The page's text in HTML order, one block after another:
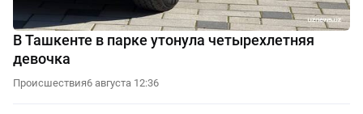
В Ташкенте в парке утонула четырехлетняя
девочка
Происшествия6 августа 12:36